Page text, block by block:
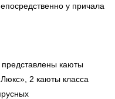
у причала
каюты
2 каюты класса